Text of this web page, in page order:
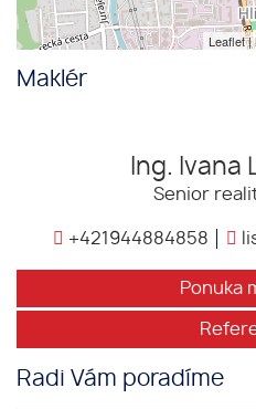
Leaflet|
Maklér
Ing. Ivana
Senior
+421944884858
Ponuka
Radi Vám poradíme